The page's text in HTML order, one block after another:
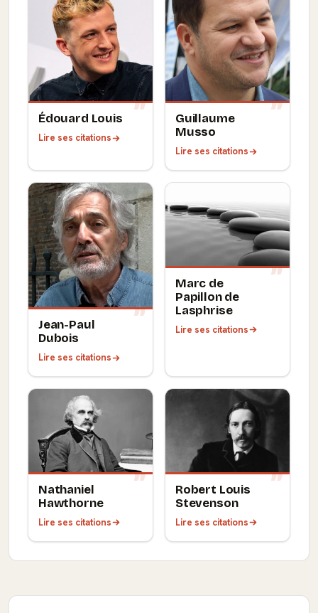
Édouard Louis
Lire ses citations
Guillaume
Musso
Lire ses citations
Jean-Paul
Dubois
Lire ses citations
Marc de
Papillon de
Lasphrise
Lire ses citations
Nathaniel
Hawthorne
Lire ses citations
Robert Louis
Stevenson
Lire ses citations